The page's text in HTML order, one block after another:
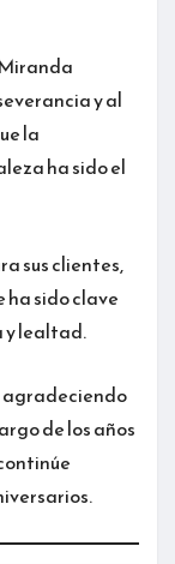
y al
la
ha sido el
sus clientes,
ha sido clave
y lealtad.
agradeciendo
de los años